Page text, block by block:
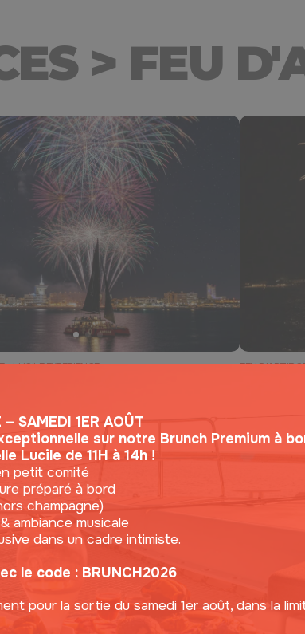
SAMEDI 1ER AOÛT
sur notre Brunch Premium à
Lucile de 11H à 14h !
petit comité
préparé à bord
champagne)
ambiance musicale
dans un cadre intimiste.
le code : BRUNCH2026
pour la sortie du samedi 1er août, dans la
> FEU
- LUCILE EXPERIENCE
Experience - 120 places
FEU
15/